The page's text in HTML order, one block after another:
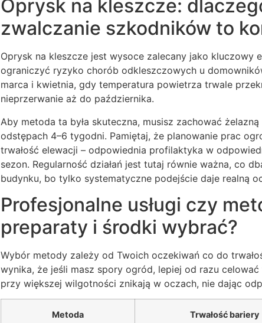
Oprysk na kleszcze:
zwalczanie szkodników to
Oprysk na kleszcze jest wysoce zalecany jako kluczowy
ograniczyć ryzyko chorób odkleszczowych u
marca i kwietnia, gdy temperatura powietrza trwale
nieprzerwanie aż do października.
Aby metoda ta była skuteczna, musisz zachować
odstępach 4–6 tygodni. Pamiętaj, że planowanie prac
trwałość elewacji – odpowiednia profilaktyka w
sezon. Regularność działań jest tutaj równie ważna, co
budynku, bo tylko systematyczne podejście daje realną
Profesjonalne usługi czy
preparaty i środki wybrać?
Wybór metody zależy od Twoich oczekiwań co do
wynika, że jeśli masz spory ogród, lepiej od razu
przy większej wilgotności znikają w oczach, nie dając
Metoda Trwałość bariery